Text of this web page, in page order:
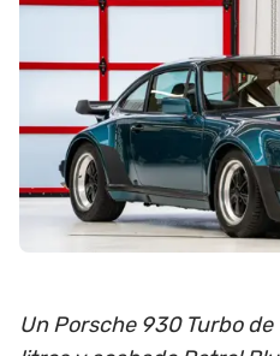
Un Porsche 930 Turbo